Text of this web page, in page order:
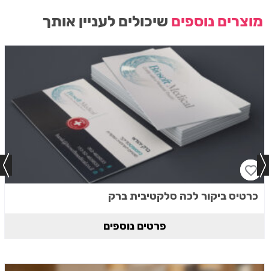
מוצרים נוספים שיכולים לעניין אותך
כרטיס ביקור לכה סלקטיבית ברק
פרטים נוספים